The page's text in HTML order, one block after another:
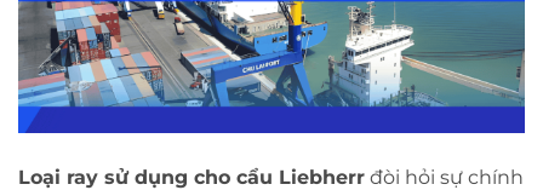
Loại ray sử dụng cho cẩu Liebherr đòi hỏi sự chính